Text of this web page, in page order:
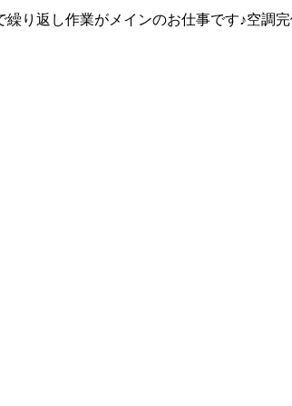
り返し作業がメインのお仕事です♪空調